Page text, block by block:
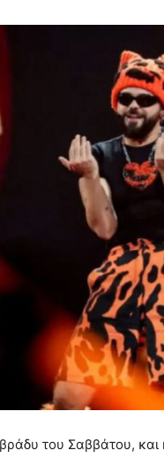
του Σαββάτου, και